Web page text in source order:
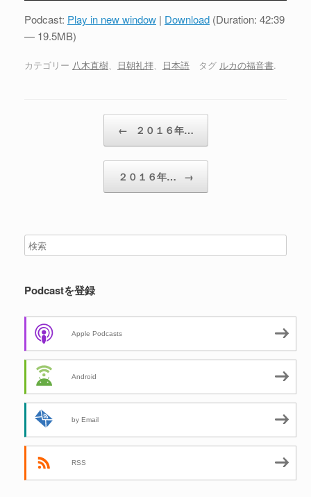
プ
ヤ
Podcast: Play in new window | Download (Duration: 42:39
— 19.5MB)
カテゴリー 八木直樹、 日朝礼拝、 日本語 タグ ルカの福音書.
← ２０１６年…
２０１６年… →
Podcastを登録
Apple Podcasts
Android
by Email
RSS